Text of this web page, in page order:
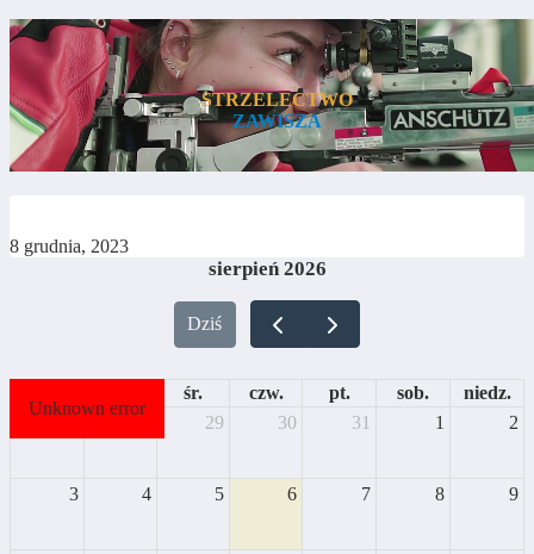
STRZELECTWO
ZAWISZA
8 grudnia, 2023
sierpień 2026
Dziś
śr. czw. pt. sob.
niedz.
29 30 31 1 2
3 4 5 6 7 8 9
Unknown error